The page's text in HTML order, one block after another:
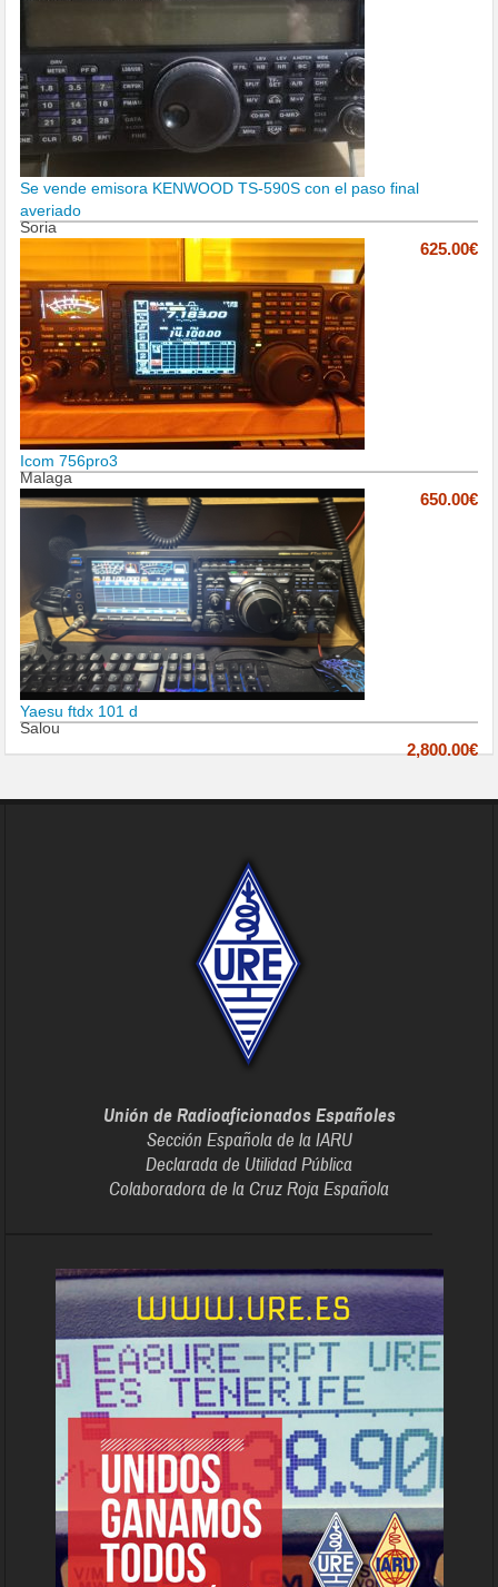
Se vende emisora KENWOOD TS-590S con el paso final
averiado
Soria
625.00€
Icom 756pro3
Malaga
650.00€
Yaesu ftdx 101 d
Salou
2,800.00€
Unión de Radioaficionados Españoles
Sección Española de la IARU
Declarada de Utilidad Pública
Colaboradora de la Cruz Roja Española